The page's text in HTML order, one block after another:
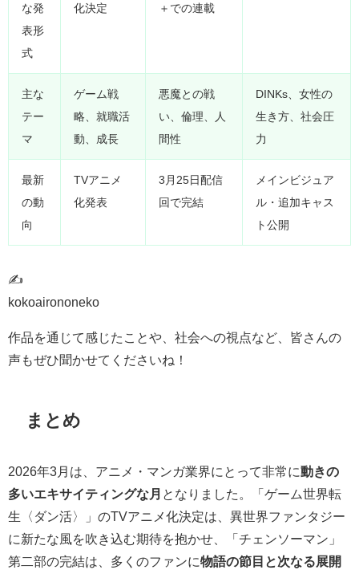
な発
表形
式
化決定
＋での連載
主な
テー
マ
ゲーム戦
略、就職活
動、成長
悪魔との戦
い、倫理、人
間性
DINKs、女性の
生き方、社会圧
力
最新
の動
向
TVアニメ
化発表
3月25日配信
回で完結
メインビジュア
ル・追加キャス
ト公開
✍
kokoairononeko
作品を通じて感じたことや、社会への視点など、皆さんの
声もぜひ聞かせてくださいね！
まとめ
2026年3月は、アニメ・マンガ業界にとって非常に動きの
多いエキサイティングな月 となりました。「ゲーム世界転
生〈ダン活〉」のTVアニメ化決定は、異世界ファンタジー
に新たな風を吹き込む期待を抱かせ、「チェンソーマン」
第二部の完結は、多くのファンに物語の節目と次なる展開